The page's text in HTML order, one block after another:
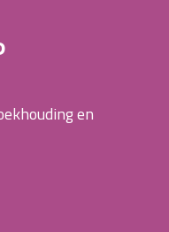
en